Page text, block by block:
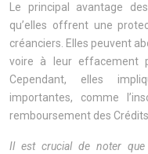
Le principal avantage
qu’elles offrent une
créanciers. Elles peuvent
voire à leur effacement
Cependant, elles
importantes, comme
remboursement des
Il est crucial de noter que